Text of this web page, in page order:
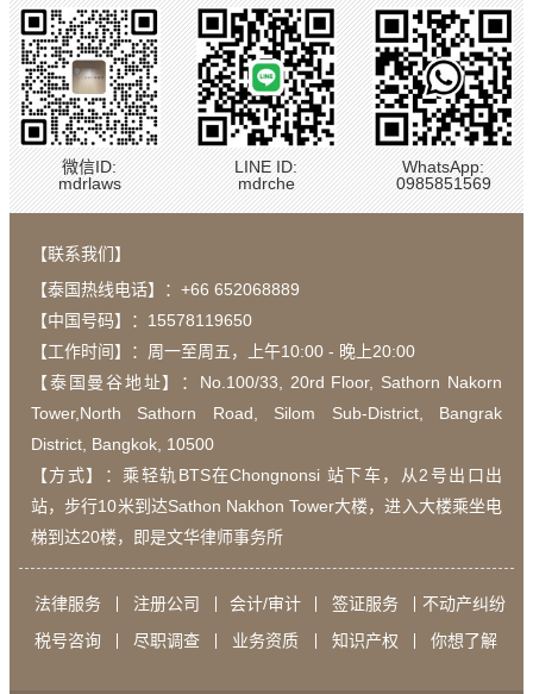
微信ID:
mdrlaws
LINE ID:
mdrche
WhatsApp:
0985851569
【联系我们】
【泰国热线电话】： +66 652068889
【中国号码】：15578119650
【工作时间】：周一至周五，上午10:00 - 晚上20:00
【泰国曼谷地址】：Νο.100/33, 20rd Floor, Sathorn Nakorn
Tower,North Sathorn Road, Silom Sub-District, Bangrak
District, Bangkok, 10500
【方式】：乘轻轨BTS在Chongnonsi 站下车，从2号出口出
站，步行10米到达Sathon Nakhon Tower大楼，进入大楼乘坐电
梯到达20楼，即是文华律师事务所
法律服务 注册公司 会计/审计 签证服务
不动产纠纷
税号咨询
尽职调查 业务资质 知识产权 你想了解